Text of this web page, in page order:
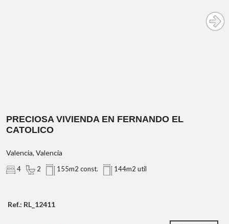
PRECIOSA VIVIENDA EN FERNANDO EL
CATOLICO
Valencia, Valencia
4 2 155m2 const. 144m2 util
Ref.: RL_12411